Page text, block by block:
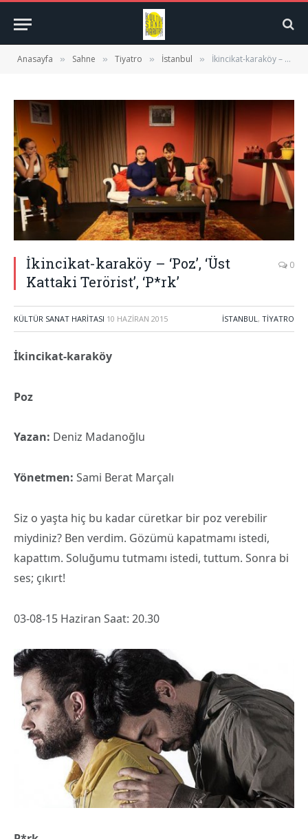
Anasayfa » Sahne » Tiyatro » İstanbul » İkincikat-karaköy – ‘Poz’, ‘Üst Kattaki Terörist’, ‘P*rk’
İkincikat-karaköy – ‘Poz’, ‘Üst
Kattaki Terörist’, ‘P*rk’
0
KÜLTÜR SANAT HARITASI 10 HAZIRAN 2015 İSTANBUL, TIYATRO
İkincikat-karaköy
Poz
Yazan: Deniz Madanoğlu
Yönetmen: Sami Berat Marçalı
Siz o yaşta hiç bu kadar cüretkar bir poz verebilir
miydiniz? Ben verdim. Gözümü kapatmamı istedi,
kapattım. Soluğumu tutmamı istedi, tuttum. Sonra bi
ses; çıkırt!
03-08-15 Haziran Saat: 20.30